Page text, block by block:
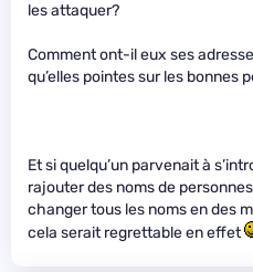
les attaquer?
Comment ont-il eux ses
qu’elles pointes sur les bonnes
Et si quelqu’un parvenait à
rajouter des noms de
changer tous les noms en des
cela serait regrettable en effet